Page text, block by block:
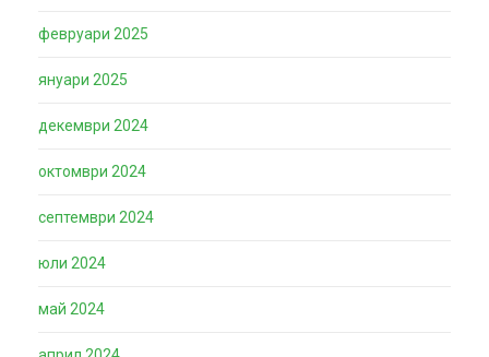
февруари 2025
януари 2025
декември 2024
октомври 2024
септември 2024
юли 2024
май 2024